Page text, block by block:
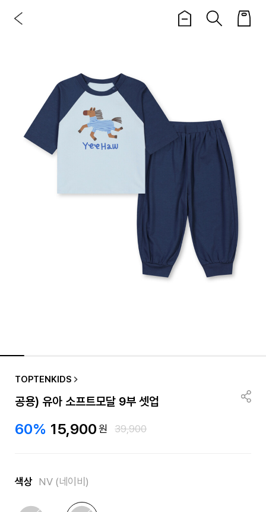
TOPTENKIDS
공용) 유아 소프트모달 9부 셋업
60% 15,900원 39,900
색상 NV (네이비)